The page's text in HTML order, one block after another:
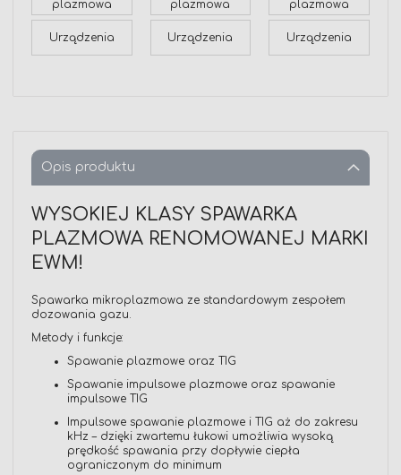
plazmowa
plazmowa
plazmowa
Urządzenia Urządzenia Urządzenia
Opis produktu
WYSOKIEJ KLASY SPAWARKA
PLAZMOWA RENOMOWANEJ MARKI
EWM!
Spawarka mikroplazmowa ze standardowym zespołem
dozowania gazu.
Metody i funkcje:
Spawanie plazmowe oraz TIG
Spawanie impulsowe plazmowe oraz spawanie
impulsowe TIG
Impulsowe spawanie plazmowe i TIG aż do zakresu
kHz – dzięki zwartemu łukowi umożliwia wysoką
prędkość spawania przy dopływie ciepła
ograniczonym do minimum